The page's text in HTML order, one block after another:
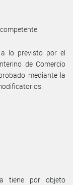
lo previsto por el
de Comercio
mediante la
tiene por objeto